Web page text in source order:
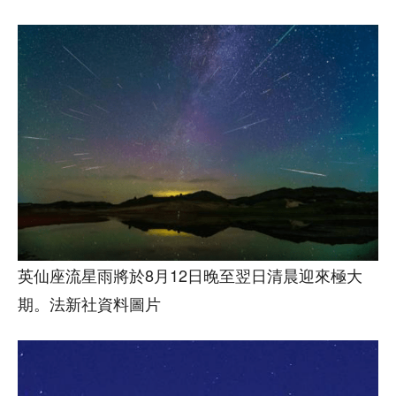
英仙座流星雨將於8月12日晚至翌日清晨迎來極大
期。法新社資料圖片